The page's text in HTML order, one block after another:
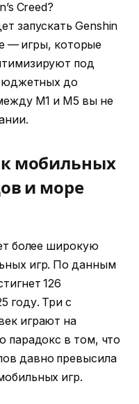
Creed?
запускать Genshin
— игры, которые
под
до
M1 и M5 вы не
мобильных
и море
более широкую
игр. По данным
126
году. Три с
играют на
парадокс в том, что
давно превысила
игр.